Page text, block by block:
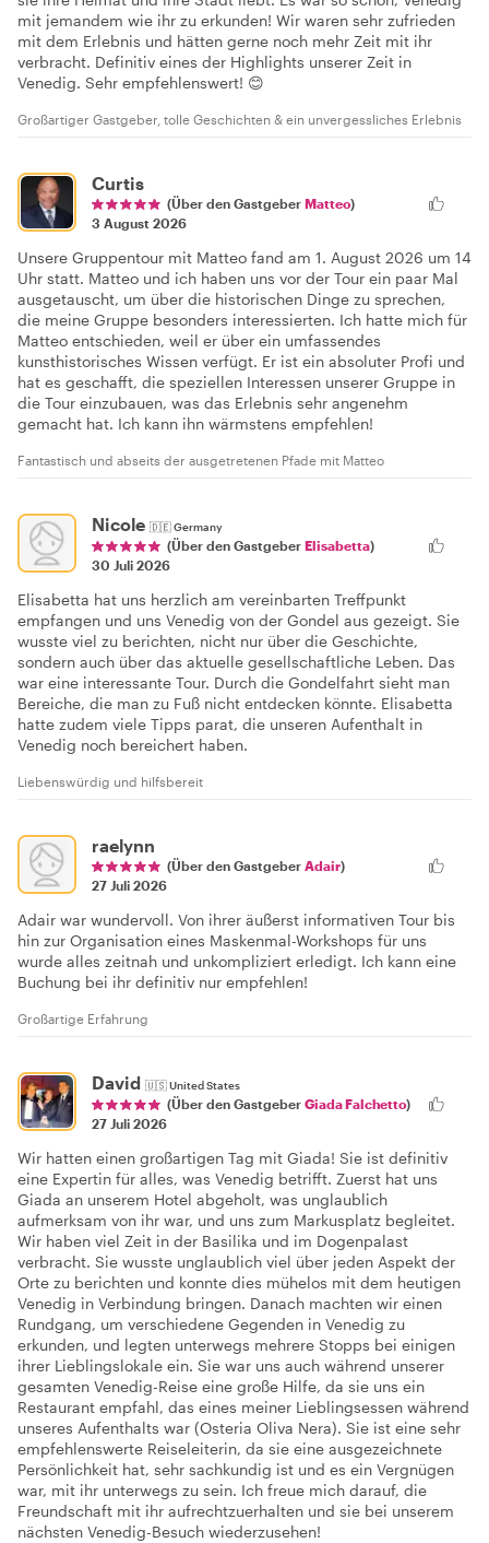
mit jemandem wie ihr zu erkunden! Wir waren sehr zufrieden
mit dem Erlebnis und hätten gerne noch mehr Zeit mit ihr
verbracht. Definitiv eines der Highlights unserer Zeit in
Venedig. Sehr empfehlenswert! 😊
Großartiger Gastgeber, tolle Geschichten & ein unvergessliches Erlebnis
Curtis
(Über den Gastgeber Matteo)
3 August 2026
Unsere Gruppentour mit Matteo fand am 1. August 2026 um 14
Uhr statt. Matteo und ich haben uns vor der Tour ein paar Mal
ausgetauscht, um über die historischen Dinge zu sprechen,
die meine Gruppe besonders interessierten. Ich hatte mich für
Matteo entschieden, weil er über ein umfassendes
kunsthistorisches Wissen verfügt. Er ist ein absoluter Profi und
hat es geschafft, die speziellen Interessen unserer Gruppe in
die Tour einzubauen, was das Erlebnis sehr angenehm
gemacht hat. Ich kann ihn wärmstens empfehlen!
Fantastisch und abseits der ausgetretenen Pfade mit Matteo
Nicole 🇩🇪Germany
(Über den Gastgeber Elisabetta)
30 Juli 2026
Elisabetta hat uns herzlich am vereinbarten Treffpunkt
empfangen und uns Venedig von der Gondel aus gezeigt. Sie
wusste viel zu berichten, nicht nur über die Geschichte,
sondern auch über das aktuelle gesellschaftliche Leben. Das
war eine interessante Tour. Durch die Gondelfahrt sieht man
Bereiche, die man zu Fuß nicht entdecken könnte. Elisabetta
hatte zudem viele Tipps parat, die unseren Aufenthalt in
Venedig noch bereichert haben.
Liebenswürdig und hilfsbereit
raelynn
(Über den Gastgeber Adair)
27 Juli 2026
Adair war wundervoll. Von ihrer äußerst informativen Tour bis
hin zur Organisation eines Maskenmal-Workshops für uns
wurde alles zeitnah und unkompliziert erledigt. Ich kann eine
Buchung bei ihr definitiv nur empfehlen!
Großartige Erfahrung
David 🇺🇸United States
(Über den Gastgeber Giada Falchetto)
27 Juli 2026
Wir hatten einen großartigen Tag mit Giada! Sie ist definitiv
eine Expertin für alles, was Venedig betrifft. Zuerst hat uns
Giada an unserem Hotel abgeholt, was unglaublich
aufmerksam von ihr war, und uns zum Markusplatz begleitet.
Wir haben viel Zeit in der Basilika und im Dogenpalast
verbracht. Sie wusste unglaublich viel über jeden Aspekt der
Orte zu berichten und konnte dies mühelos mit dem heutigen
Venedig in Verbindung bringen. Danach machten wir einen
Rundgang, um verschiedene Gegenden in Venedig zu
erkunden, und legten unterwegs mehrere Stopps bei einigen
ihrer Lieblingslokale ein. Sie war uns auch während unserer
gesamten Venedig-Reise eine große Hilfe, da sie uns ein
Restaurant empfahl, das eines meiner Lieblingsessen während
unseres Aufenthalts war (Osteria Oliva Nera). Sie ist eine sehr
empfehlenswerte Reiseleiterin, da sie eine ausgezeichnete
Persönlichkeit hat, sehr sachkundig ist und es ein Vergnügen
war, mit ihr unterwegs zu sein. Ich freue mich darauf, die
Freundschaft mit ihr aufrechtzuerhalten und sie bei unserem
nächsten Venedig-Besuch wiederzusehen!